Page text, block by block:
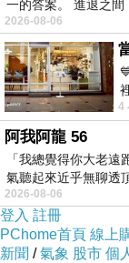
一的答案。 進退之
2026-08-06
4
阿我阿龍 56
「我總覺得你大老
氣聽起來近乎無聊透
2026-08-06
登入 註冊
PChome首頁 線上
新聞 /氣象 股市 個